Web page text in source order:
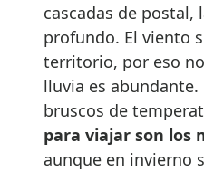
cascadas de postal,
profundo. El viento
territorio, por eso
lluvia es abundante.
bruscos de
para viajar son los
aunque en invierno